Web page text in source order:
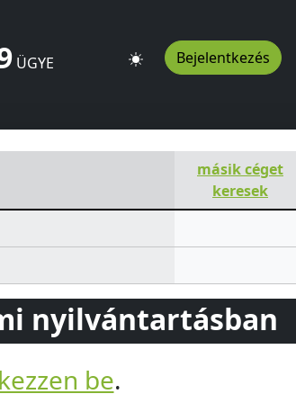
ÜGYE Bejelentkezés
másik céget
keresek
nyilvántartásban
be.